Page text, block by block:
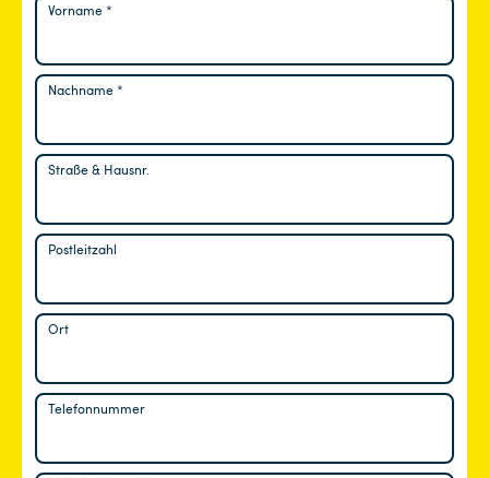
Vorname*
Nachname*
Straße & Hausnr.
Postleitzahl
Ort
Telefonnummer